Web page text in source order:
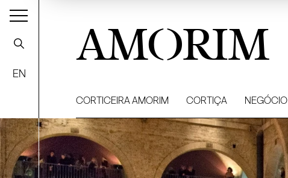
EN
AMORIM
CORTICEIRA AMORIM CORTIÇA NEGÓCIO